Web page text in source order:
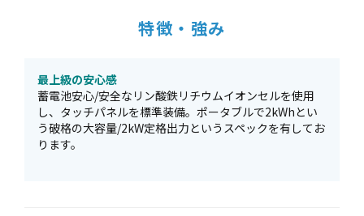
特徴・強み
最上級の安心感
蓄電池安心/安全なリン酸鉄リチウムイオンセルを使用
し、タッチパネルを標準装備。ポータブルで2kWhとい
う破格の大容量/2kW定格出力というスペックを有してお
ります。